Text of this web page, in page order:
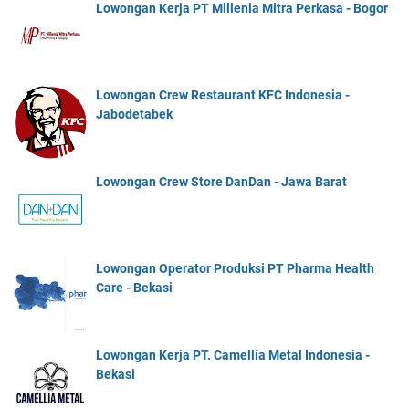
Lowongan Kerja PT Millenia Mitra Perkasa - Bogor
Lowongan Crew Restaurant KFC Indonesia -
Jabodetabek
Lowongan Crew Store DanDan - Jawa Barat
Lowongan Operator Produksi PT Pharma Health
Care - Bekasi
Lowongan Kerja PT. Camellia Metal Indonesia -
Bekasi